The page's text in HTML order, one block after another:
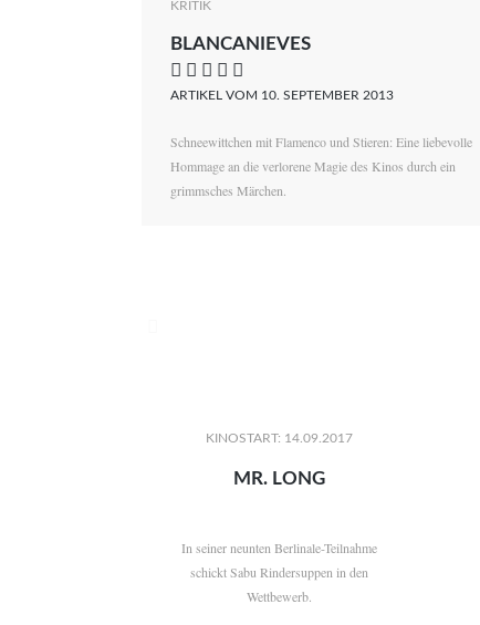
KRITIK
BLANCANIEVES
    
ARTIKEL VOM 10. SEPTEMBER 2013
Schneewittchen mit Flamenco und Stieren: Eine liebevolle
Hommage an die verlorene Magie des Kinos durch ein
grimmsches Märchen.
KINOSTART: 14.09.2017
MR. LONG
In seiner neunten Berlinale-Teilnahme
schickt Sabu Rindersuppen in den
Wettbewerb.